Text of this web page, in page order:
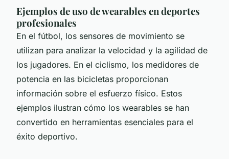
Ejemplos de uso de wearables en deportes
profesionales
En el fútbol, los sensores de movimiento se
utilizan para analizar la velocidad y la agilidad de
los jugadores. En el ciclismo, los medidores de
potencia en las bicicletas proporcionan
información sobre el esfuerzo físico. Estos
ejemplos ilustran cómo los wearables se han
convertido en herramientas esenciales para el
éxito deportivo.